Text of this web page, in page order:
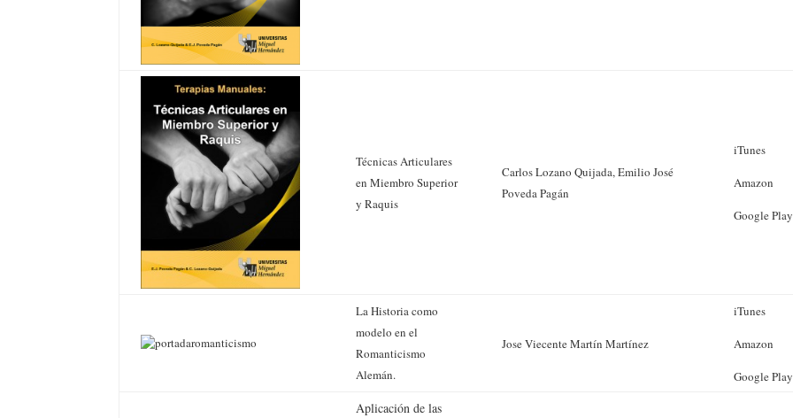
Técnicas Articulares
en Miembro Superior
y Raquis
Carlos Lozano Quijada, Emilio José
Poveda Pagán
iTunes
Amazon
Google Play
La Historia como
modelo en el
Romanticismo
Alemán.
Jose Viecente Martín Martínez
iTunes
Amazon
Google Play
Aplicación de las